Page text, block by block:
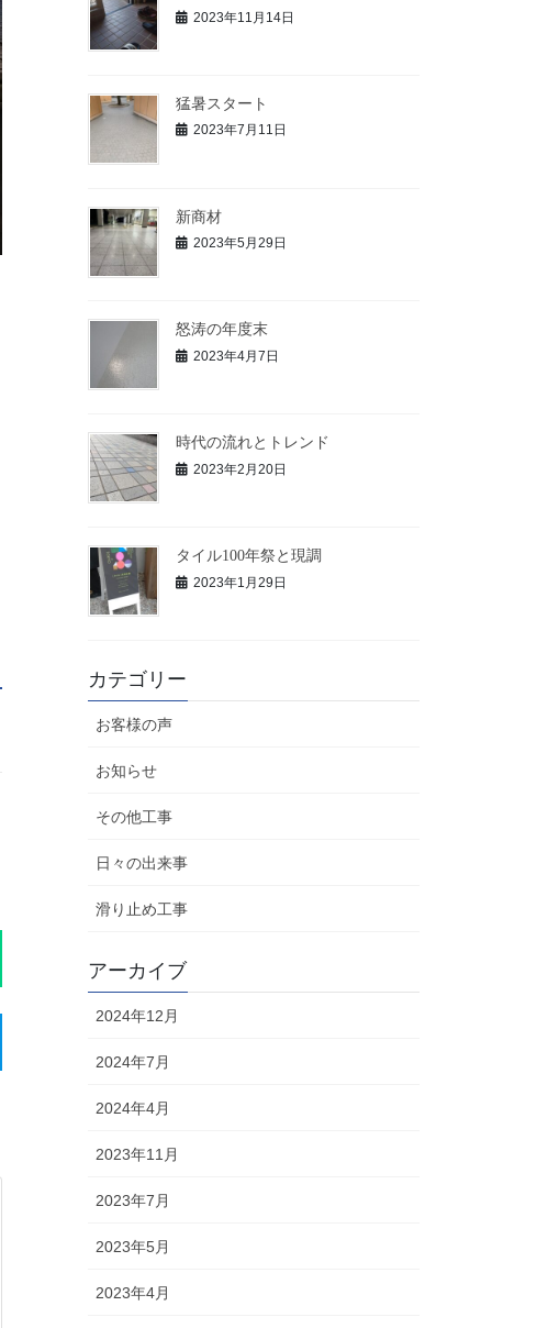
2023年11月14日
猛暑スタート
2023年7月11日
新商材
2023年5月29日
怒涛の年度末
2023年4月7日
時代の流れとトレンド
2023年2月20日
タイル100年祭と現調
2023年1月29日
カテゴリー
お客様の声
お知らせ
その他工事
日々の出来事
滑り止め工事
アーカイブ
2024年12月
2024年7月
2024年4月
2023年11月
2023年7月
2023年5月
2023年4月